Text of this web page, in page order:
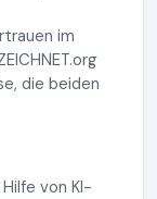
im
die beiden
von KI-